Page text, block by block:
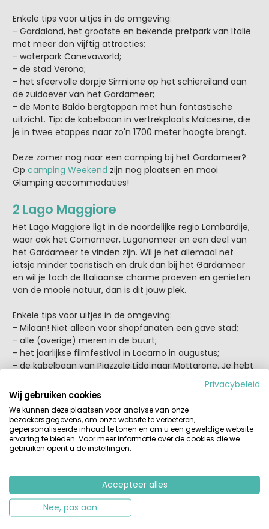
Enkele tips voor uitjes in de omgeving:
- Gardaland, het grootste en bekende pretpark van Italië
met meer dan vijftig attracties;
- waterpark Canevaworld;
- de stad Verona;
- het sfeervolle dorpje Sirmione op het schiereiland aan
de zuidoever van het Gardameer;
- de Monte Baldo bergtoppen met hun fantastische
uitzicht. Tip: de kabelbaan in vertrekplaats Malcesine, die
je in twee etappes naar zo'n 1700 meter hoogte brengt.
Deze zomer nog naar een camping bij het Gardameer?
Op camping Weekend zijn nog plaatsen en mooi
Glamping accommodaties!
2 Lago Maggiore
Het Lago Maggiore ligt in de noordelijke regio Lombardije,
waar ook het Comomeer, Luganomeer en een deel van
het Gardameer te vinden zijn. Wil je het allemaal net
ietsje minder toeristisch en druk dan bij het Gardameer
en wil je toch de Italiaanse charme proeven en genieten
van de mooie natuur, dan is dit jouw plek.
Enkele tips voor uitjes in de omgeving:
- Milaan! Niet alleen voor shopfanaten een gave stad;
- alle (overige) meren in de buurt;
- het jaarlijkse filmfestival in Locarno in augustus;
- de kabelbaan van Piazzale Lido naar Mottarone. Je hebt
- de stad Verbania en haar botanische tuin Villa Taranto;
- de Borromeus eilandjes tussen de plaatsen Verbania en
Stresa.
Deze zomer nog naar een camping bij het Lago
Maggiore? Op camping Village Conca d'Oro
3 Adriatische kust
Geleidelijk aflopende zandstranden, pittoreske
Privacybeleid
Wij gebruiken cookies
We kunnen deze plaatsen voor analyse van onze
bezoekersgegevens, om onze website te verbeteren,
gepersonaliseerde inhoud te tonen en om u een geweldige website-
ervaring te bieden. Voor meer informatie over de cookies die we
gebruiken opent u de instellingen.
Accepteer alles
Nee, pas aan